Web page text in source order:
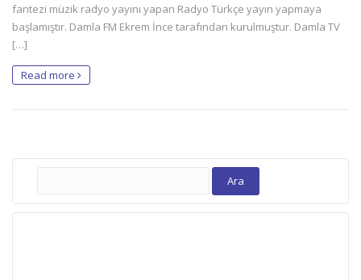
fantezi müzik radyo yayını yapan Radyo Türkçe yayın yapmaya
başlamıştır. Damla FM Ekrem İnce tarafından kurulmuştur. Damla TV
[…]
Read more
Arama: